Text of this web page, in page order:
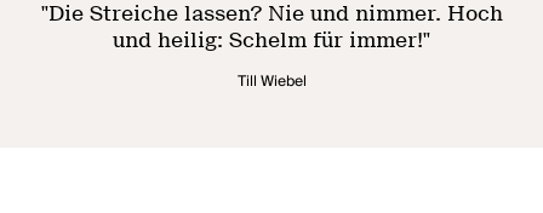
"Die Streiche lassen? Nie und nimmer. Hoch
und heilig: Schelm für immer!"
Till Wiebel